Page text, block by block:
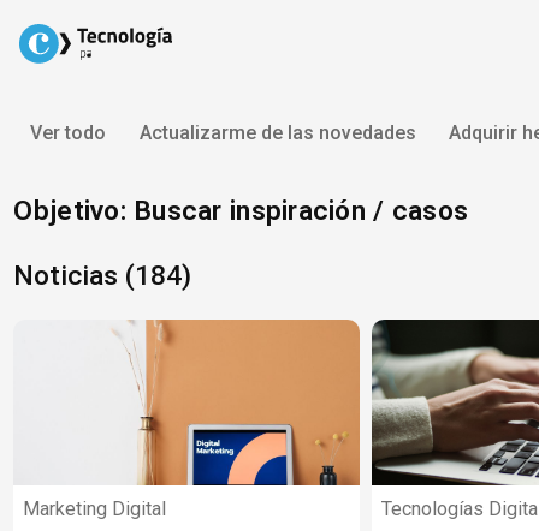
content
Ver todo Actualizarme de las novedades Adquirir
Objetivo: Buscar inspiración / casos
Noticias (184)
Marketing Digital Tecnologías